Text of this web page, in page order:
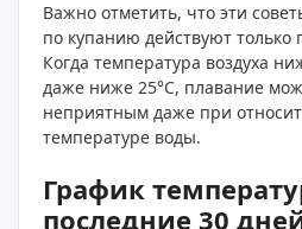
Важно отметить, что эти
по купанию действуют только
Когда температура воздуха
даже ниже 25°C, плавание
неприятным даже при
температуре воды.
График
последние 30